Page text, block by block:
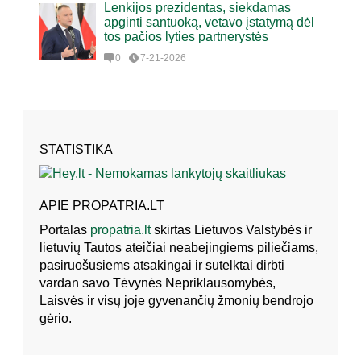
Lenkijos prezidentas, siekdamas
apginti santuoką, vetavo įstatymą dėl
tos pačios lyties partnerystės
0 7-21-2026
STATISTIKA
APIE PROPATRIA.LT
Portalas propatria.ltskirtas Lietuvos Valstybės ir
lietuvių Tautos ateičiai neabejingiems piliečiams,
pasiruošusiems atsakingai ir sutelktai dirbti
vardan savo Tėvynės Nepriklausomybės,
Laisvės ir visų joje gyvenančių žmonių bendrojo
gėrio.